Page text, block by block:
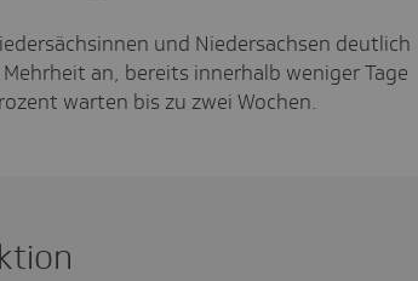
und Niedersachsen deutlich
an, bereits innerhalb weniger Tage
warten bis zu zwei Wochen.